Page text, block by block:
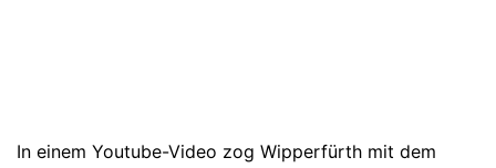
In einem Youtube-Video zog Wipperfürth mit dem